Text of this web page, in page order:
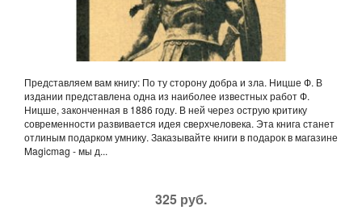
Представляем вам книгу: По ту сторону добра и зла. Ницше Ф. В
издании представлена одна из наиболее известных работ Ф.
Ницше, законченная в 1886 году. В ней через острую критику
современности развивается идея сверхчеловека. Эта книга станет
отлиным подарком умнику. Заказывайте книги в подарок в магазине
Magicmag - мы д...
325 руб.